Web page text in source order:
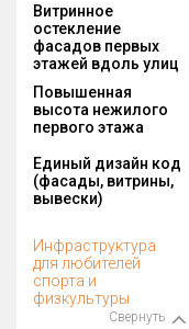
Витринное
остекление
фасадов первых
этажей вдоль улиц
Повышенная
высота нежилого
первого этажа
Единый дизайн код
(фасады, витрины,
вывески)
Инфраструктура
для любителей
спорта и
физкультуры
Свернуть